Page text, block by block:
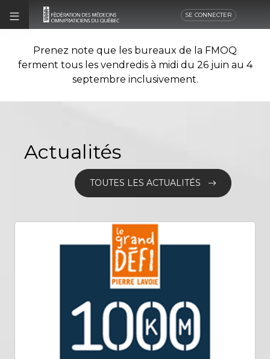
SE CONNECTER
Prenez note que les bureaux de la FMOQ
ferment tous les vendredis à midi du 26 juin au 4
septembre inclusivement.
Actualités
TOUTES LES ACTUALITÉS